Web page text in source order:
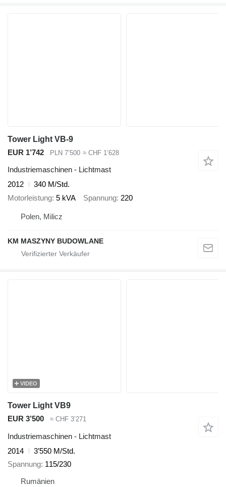
Tower Light VB-9
EUR 1’742
PLN 7’500 ≈ CHF 1’628
Industriemaschinen - Lichtmast
2012
340 M/Std.
Motorleistung 5 kVA Spannung 220
Polen, Milicz
KM MASZYNY BUDOWLANE
VIDEO
Tower Light VB9
EUR 3’500
≈ CHF 3’271
Industriemaschinen - Lichtmast
2014
3’550 M/Std.
Spannung 115/230
Rumänien